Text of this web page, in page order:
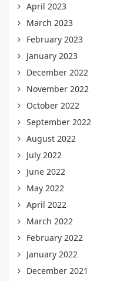
April 2023
March 2023
February 2023
January 2023
December 2022
November 2022
October 2022
September 2022
August 2022
July 2022
June 2022
May 2022
April 2022
March 2022
February 2022
January 2022
December 2021